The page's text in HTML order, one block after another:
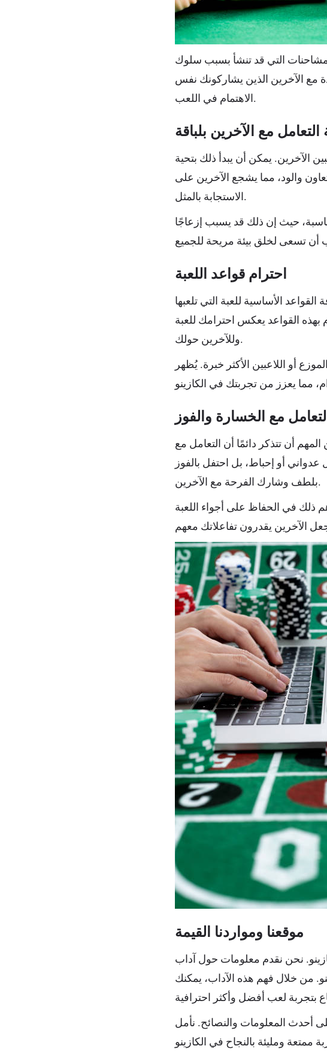
التي قد تنشأ بسبب سلوك
مع الآخرين الذين يشاركونك نفس
الاهتمام في اللعب.
التعامل مع الآخرين بلباقة
الآخرين. يمكن أن يبدأ ذلك بتحية
والود، مما يشجع الآخرين على
الاستجابة بالمثل.
حيث إن ذلك قد يسبب إزعاجًا
احترام قواعد اللعبة
الأساسية للعبة التي تلعبها
القواعد يعكس احترامك للعبة
وللآخرين حولك.
أو اللاعبين الأكثر خبرة. يُظهر
التعامل مع الخسارة والفوز
أن تتذكر دائمًا أن التعامل مع
أو إحباط، بل احتفل بالفوز
بلطف وشارك الفرحة مع الآخرين.
ذلك في الحفاظ على أجواء اللعبة
موقعنا ومواردنا القيمة
نحن نقدم معلومات حول آداب
من خلال فهم هذه الآداب، يمكنك
أحدث المعلومات والنصائح. نأمل